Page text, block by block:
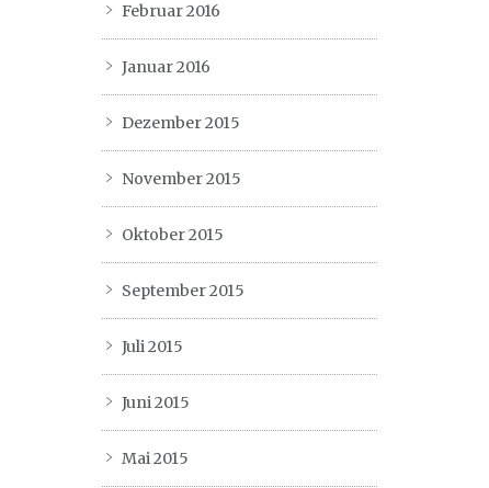
Februar 2016
Januar 2016
Dezember 2015
November 2015
Oktober 2015
September 2015
Juli 2015
Juni 2015
Mai 2015